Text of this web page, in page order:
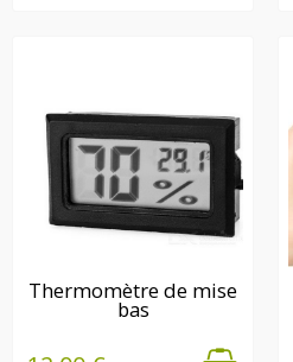
EN STOCK
Thermomètre de mise
bas